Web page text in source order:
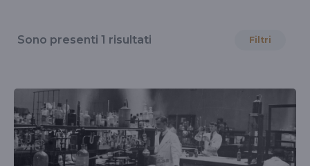
il
#polimerizzazione
Sono presenti 1 risultati Filtri